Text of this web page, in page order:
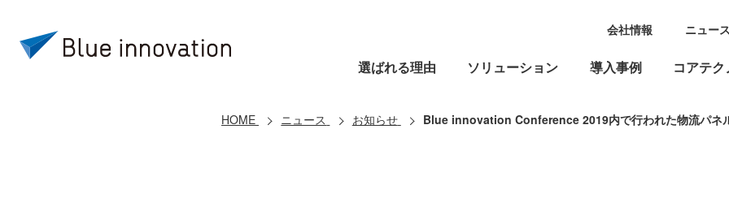
選ばれる理由 ソリューション 導入事例 コアテ
会社情報 ニュー
HOME ニュース お知らせ Blue innovation Conference 2019内で行われた物流パネルディスカッションが物